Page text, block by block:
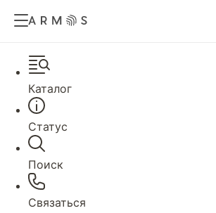
Каталог
Статус
Поиск
Связаться